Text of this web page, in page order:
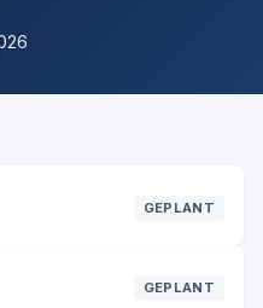
GEPLANT
GEPLANT